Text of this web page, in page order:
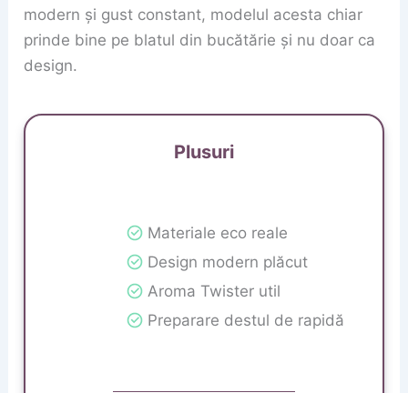
modern și gust constant, modelul acesta chiar
prinde bine pe blatul din bucătărie și nu doar ca
design.
Plusuri
Materiale eco reale
Design modern plăcut
Aroma Twister util
Preparare destul de rapidă